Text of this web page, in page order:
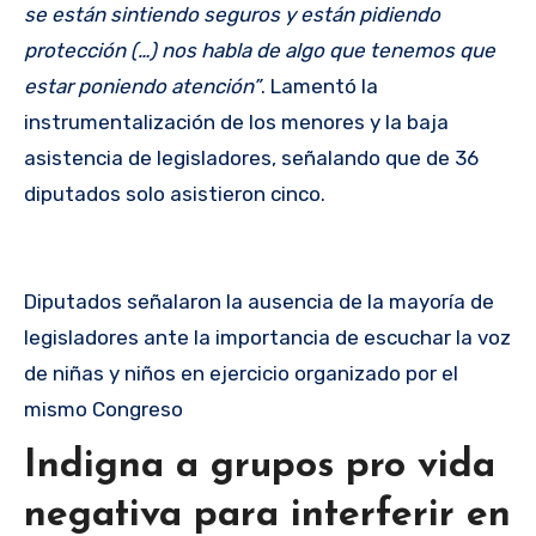
se están sintiendo seguros y están pidiendo
protección (…) nos habla de algo que tenemos que
estar poniendo atención”. Lamentó la
instrumentalización de los menores y la baja
asistencia de legisladores, señalando que de 36
diputados solo asistieron cinco.
Diputados señalaron la ausencia de la mayoría de
legisladores ante la importancia de escuchar la voz
de niñas y niños en ejercicio organizado por el
mismo Congreso
Indigna a grupos pro vida
negativa para interferir en